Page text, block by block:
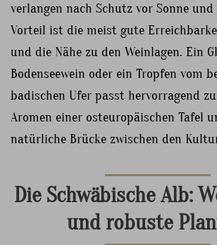
verlangen nach Schutz vor Sonne
Vorteil ist die meist gute
und die Nähe zu den Weinlagen. Ein
Bodenseewein oder ein Tropfen vom
badischen Ufer passt hervorragend
Aromen einer osteuropäischen Tafel
natürliche Brücke zwischen den
Die Schwäbische Alb:
und robuste